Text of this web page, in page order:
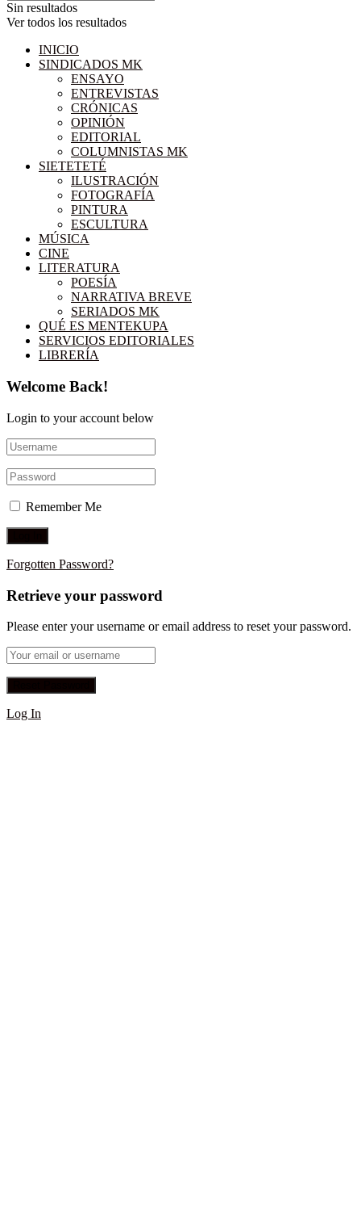
Sin resultados
Ver todos los resultados
INICIO
SINDICADOS MK
ENSAYO
ENTREVISTAS
CRÓNICAS
OPINIÓN
EDITORIAL
COLUMNISTAS MK
SIETETETÉ
ILUSTRACIÓN
FOTOGRAFÍA
PINTURA
ESCULTURA
MÚSICA
CINE
LITERATURA
POESÍA
NARRATIVA BREVE
SERIADOS MK
QUÉ ES MENTEKUPA
SERVICIOS EDITORIALES
LIBRERÍA
Welcome Back!
Login to your account below
Remember Me
Forgotten Password?
Retrieve your password
Please enter your username or email address to reset your password.
Log In